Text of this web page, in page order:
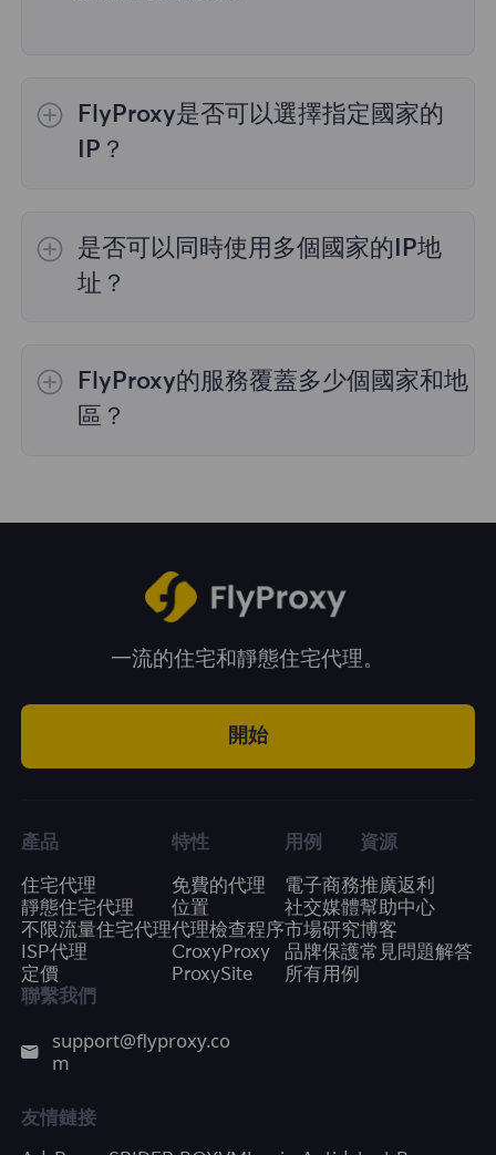
FlyProxy是否可以選擇指定國家的
IP？
的代理選擇； 靜態住宅代理提供36個國家的代
理，購買時您可以選擇所需的國家。
是否可以同時使用多個國家的IP地
址？
有用。您可以在管理面板中自由選擇和切換不同
國家的IP地址。
FlyProxy的服務覆蓋多少個國家和地
區？
一流的住宅和靜態住宅代理。
開始
產品
住宅代理
靜態住宅代理
不限流量住宅代理
ISP代理
定價
特性
免費的代理
位置
代理檢查程序
CroxyProxy
ProxySite
用例
電子商務
社交媒體
市場研究
品牌保護
所有用例
資源
推廣返利
幫助中心
博客
常見問題解答
聯繫我們
support@flyproxy.co
m
友情鏈接